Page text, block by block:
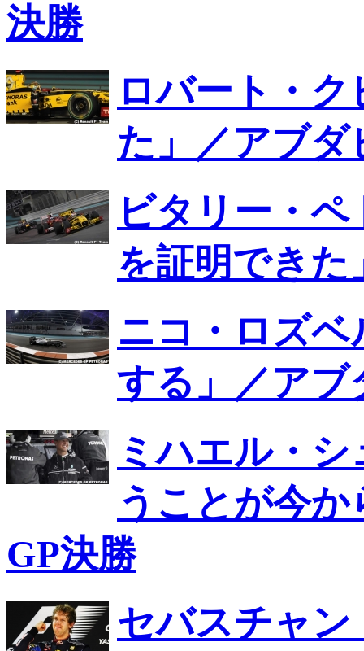
決勝
ロバート・
た」／アブダ
ビタリー・
を証明できた
ニコ・ロズ
する」／アブ
ミハエル・
うことが今
GP決勝
セバスチャ